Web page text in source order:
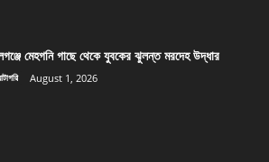
মেহগনি গাছে থেকে যুবকের ঝুলন্ত মরদেহ উদ্ধার
August 1, 2026